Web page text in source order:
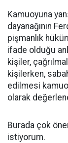
Kamuoyuna
dayanağının
pişmanlık
ifade olduğu
kişiler,
kişilerken,
edilmesi
olarak
Burada çok
istiyorum.